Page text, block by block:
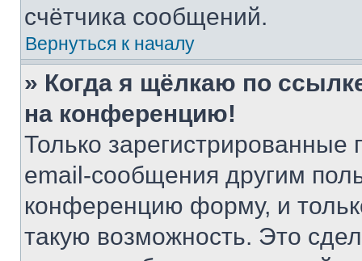
счётчика сообщений.
Вернуться к началу
» Когда я щёлкаю по
на конференцию!
Только зарегистрированные
email-сообщения другим
конференцию форму, и
такую возможность. Это